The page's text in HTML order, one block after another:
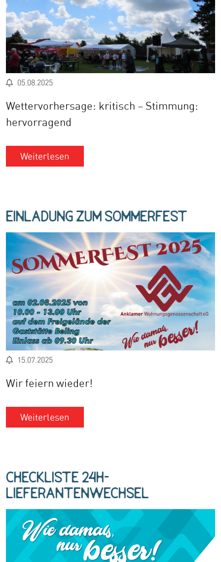
05.08.2025
Wettervorhersage: kritisch – Stimmung:
hervorragend
Weiterlesen
Einladung zum Sommerfest
15.07.2025
Wir feiern wieder!
Weiterlesen
Checkliste 24h-
Lieferantenwechsel